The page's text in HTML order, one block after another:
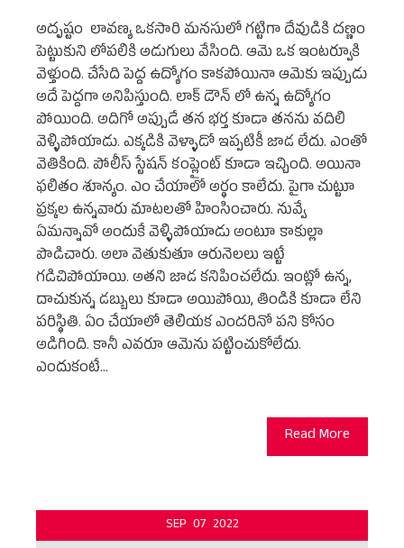
అదృష్టం లావణ్య ఒకసారి మనసులో గట్టిగా దేవుడికి దణ్ణం
పెట్టుకుని లోపలికి అడుగులు వేసింది. ఆమె ఒక ఇంటర్వూకి
వెళ్తుంది. చేసేది పెద్ద ఉద్యోగం కాకపోయినా ఆమెకు ఇప్పుడు
అదే పెద్దగా అనిపిస్తుంది. లాక్ డౌన్ లో ఉన్న ఉద్యోగం
పోయింది. అదిగో అప్పుడే తన భర్త కూడా తనను వదిలి
వెళ్ళిపోయాడు. ఎక్కడికి వెళ్ళాడో ఇప్పటికీ జాడ లేదు. ఎంతో
వెతికింది. పోలీస్ స్టేషన్ కంప్లైంట్ కూడా ఇచ్చింది. అయినా
ఫలితం శూన్యం. ఎం చేయాలో అర్థం కాలేదు. పైగా చుట్టూ
ప్రక్కల ఉన్నవారు మాటలతో హింసించారు. నువ్వే
ఏమన్నావో అందుకే వెళ్ళిపోయాడు అంటూ కాకుల్లా
పొడిచారు. అలా వెతుకుతూ ఆరునెలలు ఇట్టే
గడిచిపోయాయి. అతని జాడ కనిపించలేదు. ఇంట్లో ఉన్న,
దాచుకున్న డబ్బులు కూడా అయిపోయి, తిండికి కూడా లేని
పరిస్థితి. ఏం చేయాలో తెలియక ఎందరినో పని కోసం
అడిగింది. కానీ ఎవరూ ఆమెను పట్టించుకోలేదు.
ఎందుకంటే…
Read More
SEP 07 2022